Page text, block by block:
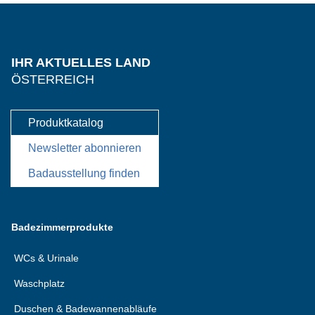
IHR AKTUELLES LAND
ÖSTERREICH
Produktkatalog
Newsletter abonnieren
Badausstellung finden
Badezimmerprodukte
WCs & Urinale
Waschplatz
Duschen & Badewannenabläufe